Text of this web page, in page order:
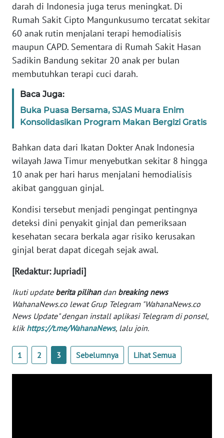
darah di Indonesia juga terus meningkat. Di
Rumah Sakit Cipto Mangunkusumo tercatat sekitar
60 anak rutin menjalani terapi hemodialisis
maupun CAPD. Sementara di Rumah Sakit Hasan
Sadikin Bandung sekitar 20 anak per bulan
membutuhkan terapi cuci darah.
Baca Juga:
Buka Puasa Bersama, SJAS Muara Enim
Konsolidasikan Program Makan Bergizi Gratis
Bahkan data dari Ikatan Dokter Anak Indonesia
wilayah Jawa Timur menyebutkan sekitar 8 hingga
10 anak per hari harus menjalani hemodialisis
akibat gangguan ginjal.
Kondisi tersebut menjadi pengingat pentingnya
deteksi dini penyakit ginjal dan pemeriksaan
kesehatan secara berkala agar risiko kerusakan
ginjal berat dapat dicegah sejak awal.
[Redaktur: Jupriadi]
Ikuti update berita pilihandan breaking news
WahanaNews.co lewat Grup Telegram "WahanaNews.co
News Update" dengan install aplikasi Telegram di ponsel,
klik https://t.me/WahanaNews, lalu join.
1 2 3 Sebelumnya Lihat Semua
INFO
IKLAN
TENTANG
KAMI
MEDIA
SIBER
KARIR
DISCLAIMER
Wahana
News
Regional
WN
SUMUT
WN
JAKARTA
WN